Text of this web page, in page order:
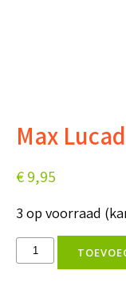
Max
€9,95
3 op voorraad
Max
Lucado